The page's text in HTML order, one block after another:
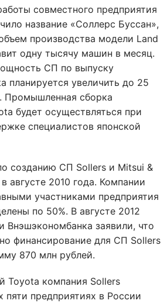
совместного предприятия
название «Соллерс Буссан»,
производства модели Land
одну тысячу машин в месяц.
СП по выпуску
планируется увеличить до 25
Промышленная сборка
будет осуществляться при
специалистов японской
созданию СП Sollers и Mitsui &
августе 2010 года. Компании
участниками предприятия
по 50%. В августе 2012
Внэшэкономбанка заявили, что
финансирование для СП Sollers
870 млн рублей.
Toyota компания Sollers
пяти предприятиях в России